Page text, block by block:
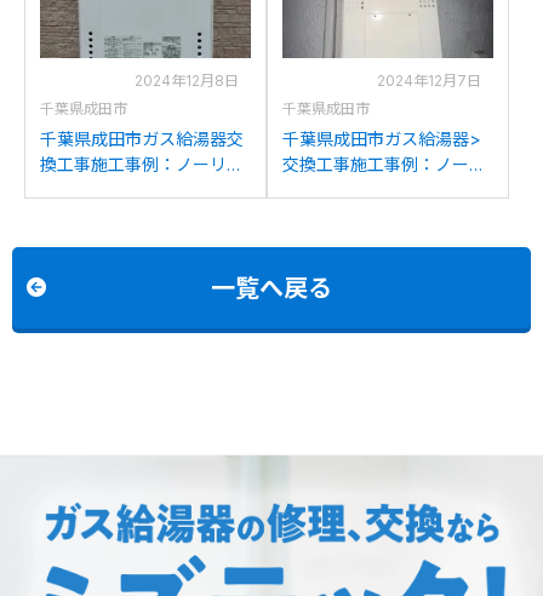
2024年12月8日
千葉県成田市
千葉県成田市ガス給湯器交
換工事施工事例：ノーリツ
2024年12月7日
千葉県成田市
千葉県成田市ガス給湯器>
交換工事施工事例：ノーリ
一覧へ戻る